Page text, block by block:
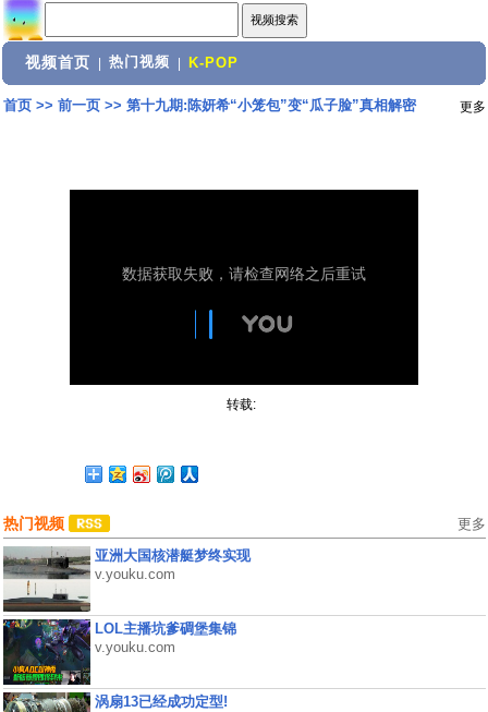
视频首页 热门视频 K-POP
首页>> 前一页>> 第十九期:陈妍希“小笼包”变“瓜子脸”真相解密 更多
转载:
热门视频 更多
亚洲大国核潜艇梦终实现
v.youku.com
LOL主播坑爹碉堡集锦
v.youku.com
涡扇13已经成功定型!